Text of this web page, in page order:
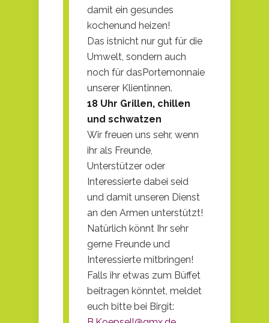
damit ein gesundes
kochenund heizen!
Das istnicht nur gut für die
Umwelt, sondern auch
noch für dasPortemonnaie
unserer Klientinnen.
18 Uhr Grillen, chillen
und schwatzen
Wir freuen uns sehr, wenn
ihr als Freunde,
Unterstützer oder
Interessierte dabei seid
und damit unseren Dienst
an den Armen unterstützt!
Natürlich könnt Ihr sehr
gerne Freunde und
Interessierte mitbringen!
Falls ihr etwas zum Büffet
beitragen könntet, meldet
euch bitte bei Birgit: